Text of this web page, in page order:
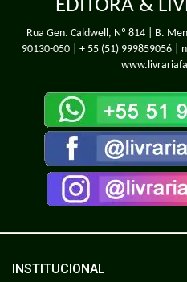
EDITORA &
Rua Gen. Caldwell, Nº 814 | B.
90130-050 | + 55 (51) 999859056|
INSTITUCIONAL